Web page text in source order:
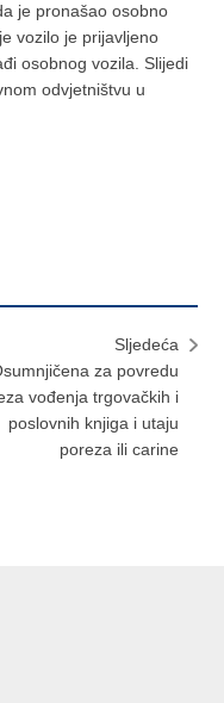
je pronašao osobno
vozilo je prijavljeno
osobnog vozila. Slijedi
odvjetništvu u
Sljedeća
za povredu
vođenja trgovačkih i
poslovnih knjiga i utaju
poreza ili carine